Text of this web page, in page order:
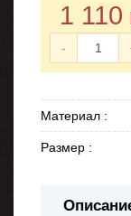
1 110
-
Материал :
Размер :